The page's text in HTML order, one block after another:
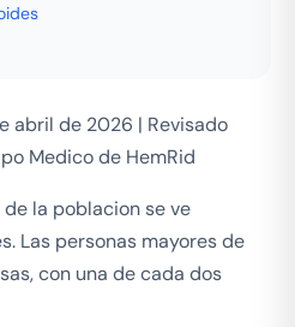
abril de 2026 | Revisado
Medico de HemRid
de la poblacion se ve
Las personas mayores de
con una de cada dos